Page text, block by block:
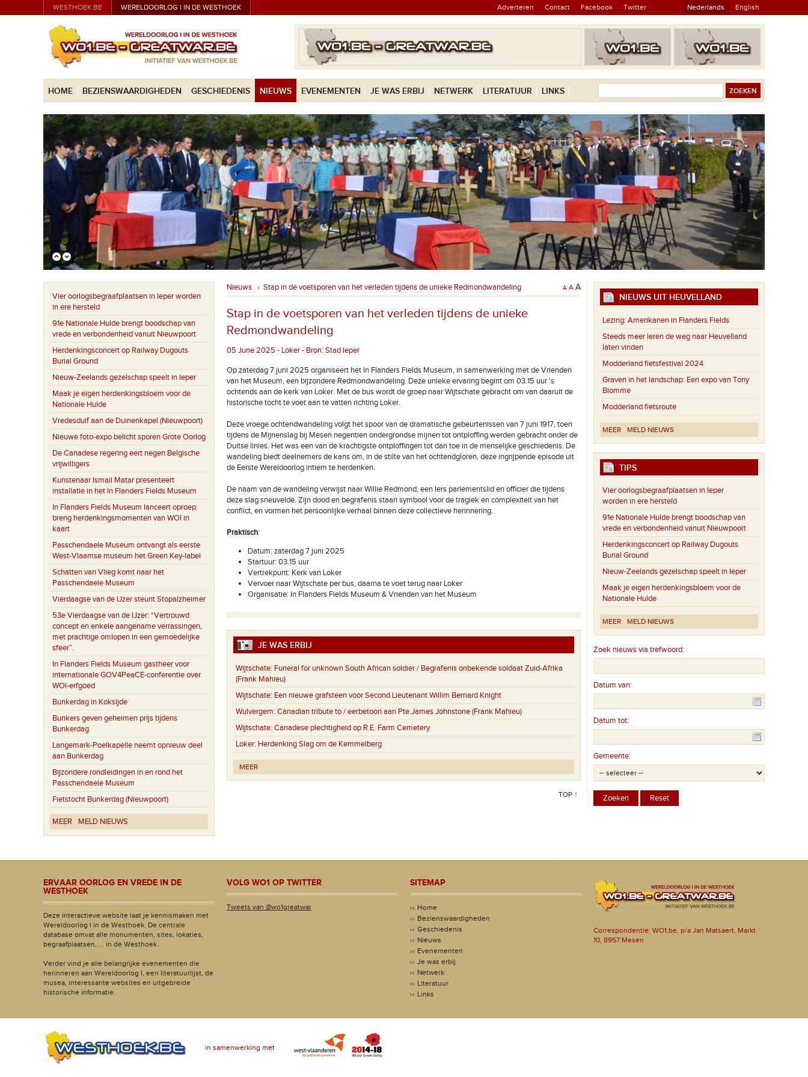
WESTHOEK.BE WERELDOORLOG I IN DE WESTHOEK Adverteren Contact Facebook Twitter Nederlands English
HOME BEZIENSWAARDIGHEDEN GESCHIEDENIS NIEUWS EVENEMENTEN JE WAS ERBIJ NETWERK LITERATUUR LINKS
Vier oorlogsbegraafplaatsen in Ieper worden
in ere hersteld
91e Nationale Hulde brengt boodschap van
vrede en verbondenheid vanuit Nieuwpoort
Herdenkingsconcert op Railway Dugouts
Burial Ground
Nieuw-Zeelands gezelschap speelt in Ieper
Maak je eigen herdenkingsbloem voor de
Nationale Hulde
Vredesduif aan de Duinenkapel (Nieuwpoort)
Nieuwe foto-expo belicht sporen Grote Oorlog
De Canadese regering eert negen Belgische
vrijwilligers
Kunstenaar Ismail Matar presenteert
installatie in het In Flanders Fields Museum
In Flanders Fields Museum lanceert oproep:
breng herdenkingsmomenten van WOI in
kaart
Passchendaele Museum ontvangt als eerste
West-Vlaamse museum het Green Key-label
Schatten van Vlieg komt naar het
Passchendaele Museum
Vierdaagse van de IJzer steunt Stopalzheimer
53e Vierdaagse van de IJzer: “Vertrouwd
concept en enkele aangename verrassingen,
met prachtige omlopen in een gemoedelijke
sfeer”.
In Flanders Fields Museum gastheer voor
internationale GOV4PeaCE-conferentie over
WOI-erfgoed
Bunkerdag in Koksijde
Bunkers geven geheimen prijs tijdens
Bunkerdag
Langemark-Poelkapelle neemt opnieuw deel
aan Bunkerdag
Bijzondere rondleidingen in en rond het
Passchendaele Museum
Fietstocht Bunkerdag (Nieuwpoort)
MEER MELD NIEUWS
Nieuws › Stap in de voetsporen van het verleden tijdens de unieke Redmondwandeling A A A
Stap in de voetsporen van het verleden tijdens de unieke
Redmondwandeling
05 June 2025 - Loker - Bron: Stad Ieper
Op zaterdag 7 juni 2025 organiseert het In Flanders Fields Museum, in samenwerking met de Vrienden
van het Museum, een bijzondere Redmondwandeling. Deze unieke ervaring begint om 03.15 uur 's
ochtends aan de kerk van Loker. Met de bus wordt de groep naar Wijtschate gebracht om van daaruit de
historische tocht te voet aan te vatten richting Loker.
Deze vroege ochtendwandeling volgt het spoor van de dramatische gebeurtenissen van 7 juni 1917, toen
tijdens de Mijnenslag bij Mesen negentien ondergrondse mijnen tot ontploffing werden gebracht onder de
Duitse linies. Het was een van de krachtigste ontploffingen tot dan toe in de menselijke geschiedenis. De
wandeling biedt deelnemers de kans om, in de stilte van het ochtendgloren, deze ingrijpende episode uit
de Eerste Wereldoorlog intiem te herdenken.
De naam van de wandeling verwijst naar Willie Redmond, een Iers parlementslid en officier die tijdens
deze slag sneuvelde. Zijn dood en begrafenis staan symbool voor de tragiek en complexiteit van het
conflict, en vormen het persoonlijke verhaal binnen deze collectieve herinnering.
Praktisch:
Datum: zaterdag 7 juni 2025
Startuur: 03.15 uur
Vertrekpunt: Kerk van Loker
Vervoer naar Wijtschate per bus, daarna te voet terug naar Loker
Organisatie: In Flanders Fields Museum & Vrienden van het Museum
JE WAS ERBIJ
Wijtschate: Funeral for unknown South African soldier / Begrafenis onbekende soldaat Zuid-Afrika
(Frank Mahieu)
Wijtschate: Een nieuwe grafsteen voor Second Lieutenant Willim Bernard Knight
Wulvergem: Canadian tribute to / eerbetoon aan Pte.James Johnstone (Frank Mahieu)
Wijtschate: Canadese plechtigheid op R.E. Farm Cemetery
Loker: Herdenking Slag om de Kemmelberg
MEER
TOP ↑
NIEUWS UIT HEUVELLAND
Lezing: Amerikanen in Flanders Fields
Steeds meer Ieren de weg naar Heuvelland
laten vinden
Modderland fietsfestival 2024
Graven in het landschap: Een expo van Tony
Blomme
Modderland fietsroute
MEER MELD NIEUWS
TIPS
Vier oorlogsbegraafplaatsen in Ieper
worden in ere hersteld
91e Nationale Hulde brengt boodschap van
vrede en verbondenheid vanuit Nieuwpoort
Herdenkingsconcert op Railway Dugouts
Burial Ground
Nieuw-Zeelands gezelschap speelt in Ieper
Maak je eigen herdenkingsbloem voor de
Nationale Hulde
MEER MELD NIEUWS
Zoek nieuws via trefwoord:
Datum van:
Datum tot:
Gemeente:
ERVAAR OORLOG EN VREDE IN DE
WESTHOEK
Deze interactieve website laat je kennismaken met
Wereldoorlog I in de Westhoek. De centrale
database omvat alle monumenten, sites, lokaties,
begraafplaatsen, ... in de Westhoek.
Verder vind je alle belangrijke evenementen die
herinneren aan Wereldoorlog I, een literatuurlijst, de
musea, interessante websites en uitgebreide
historische informatie.
VOLG WO1 OP TWITTER
Tweets van @wo1greatwar
SITEMAP
Home
Bezienswaardigheden
Geschiedenis
Nieuws
Evenementen
Je was erbij
Netwerk
Literatuur
Links
Correspondentie: WO1.be, p/a Jan Matsaert, Markt
10, 8957 Mesen
in samenwerking met